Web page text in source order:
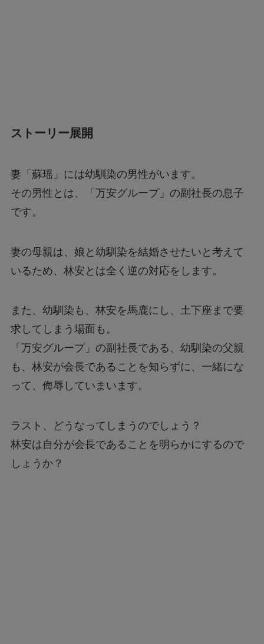
ストーリー展開
妻「蘇瑶」には幼馴染の男性がいます。
その男性とは、「万安グループ」の副社長の息子
です。
妻の母親は、娘と幼馴染を結婚させたいと考えて
いるため、林安とは全く逆の対応をします。
また、幼馴染も、林安を馬鹿にし、土下座まで要
求してしまう場面も。
「万安グループ」の副社長である、幼馴染の父親
も、林安が会長であることを知らずに、一緒にな
って、侮辱していまいます。
ラスト、どうなってしまうのでしょう？
林安は自分が会長であることを明らかにするので
しょうか？